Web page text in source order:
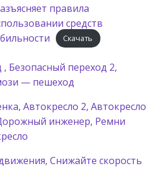
правила
средств
Скачать
, Безопасный переход 2,
— пешеход
, Автокресло 2, Автокресло
инженер, Ремни
, Снижайте скорость